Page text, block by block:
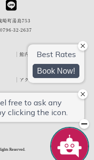
崎町湯島753
32-2637
館内・施設
アクセス
プライバシーポリシー
泉翠ブログ
Reserved.